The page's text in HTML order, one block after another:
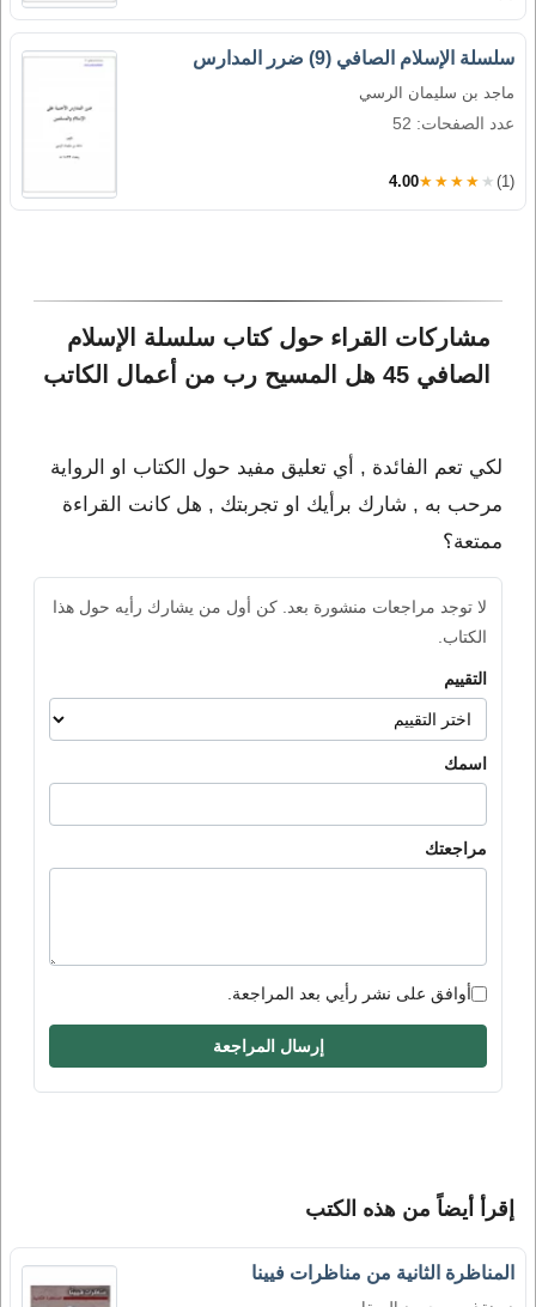
سلسلة الإسلام الصافي (9) ضرر المدارس
ماجد بن سليمان الرسي
عدد الصفحات: 52
4.00★★★★★ (1)
مشاركات القراء حول كتاب سلسلة الإسلام
الصافي 45 هل المسيح رب من أعمال الكاتب
لكي تعم الفائدة , أي تعليق مفيد حول الكتاب او الرواية
مرحب به , شارك برأيك او تجربتك , هل كانت القراءة
ممتعة؟
لا توجد مراجعات منشورة بعد. كن أول من يشارك رأيه حول هذا
الكتاب.
التقييم
اسمك
مراجعتك
أوافق على نشر رأيي بعد المراجعة.
إرسال المراجعة
إقرأ أيضاً من هذه الكتب
المناظرة الثانية من مناظرات فيينا